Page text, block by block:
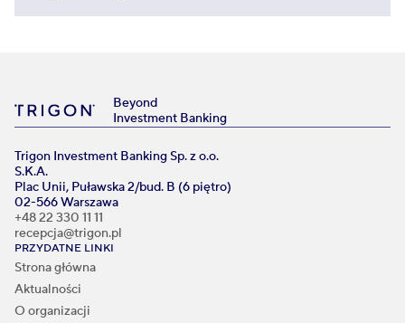
Beyond
Investment Banking
Trigon Investment Banking Sp. z o.o.
S.K.A.
Plac Unii, Puławska 2/bud. B (6 piętro)
02-566 Warszawa
+48 22 330 11 11
recepcja@trigon.pl
PRZYDATNE LINKI
Strona główna
Aktualności
O organizacji